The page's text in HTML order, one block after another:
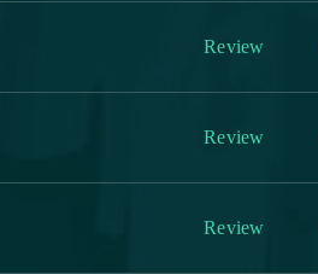
Review
Review
Review